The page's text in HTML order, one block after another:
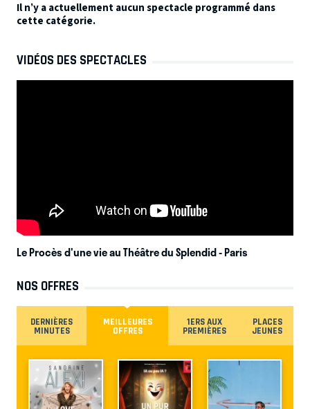
Il n’y a actuellement aucun spectacle programmé dans
cette catégorie.
VIDÉOS DES SPECTACLES
Le Procès d'une vie au Théâtre du Splendid- Paris
NOS OFFRES
DERNIÈRES
MINUTES
MEILLEURES
OFFRES
1ERS AUX
PREMIÈRES
PLACES
JEUNES